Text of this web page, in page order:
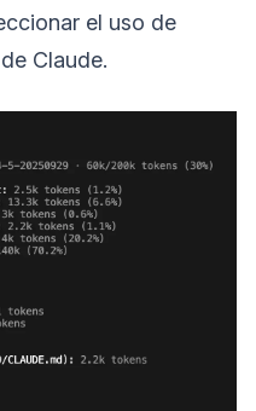
el uso de
Claude.